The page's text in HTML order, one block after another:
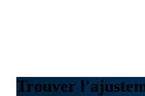
Trouver